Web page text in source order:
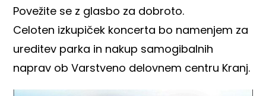
Povežite se z glasbo za dobroto.
Celoten izkupiček koncerta bo namenjem za
ureditev parka in nakup samogibalnih
naprav ob Varstveno delovnem centru Kranj.